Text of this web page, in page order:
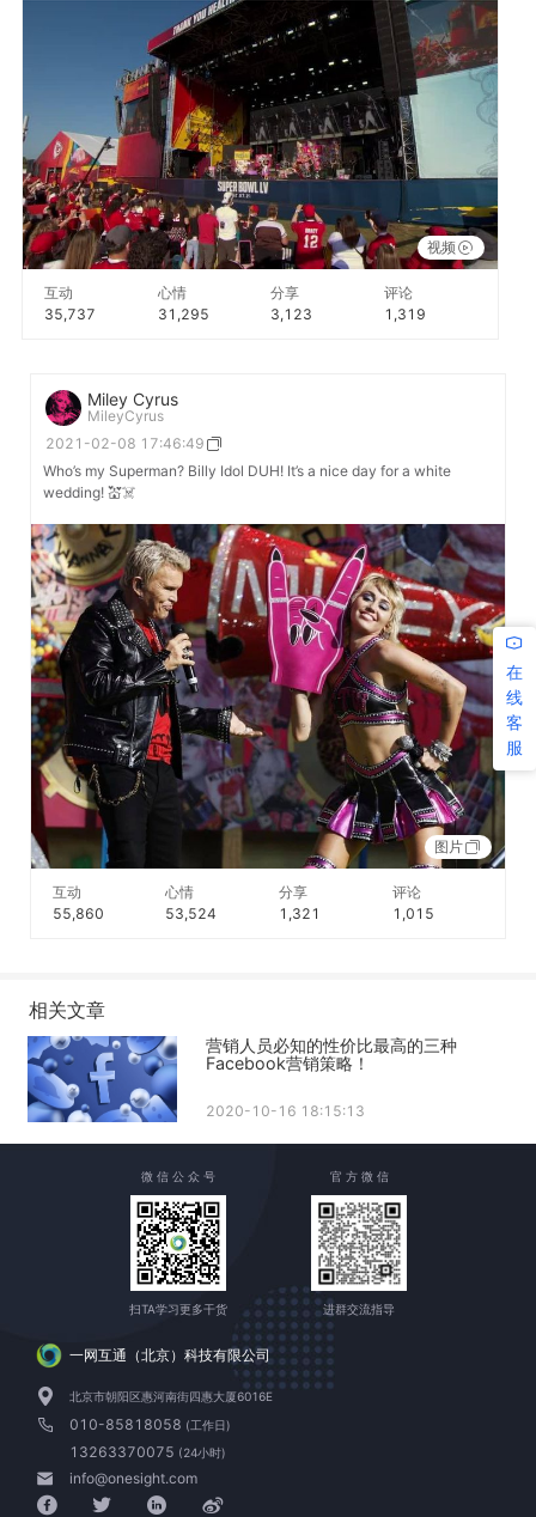
视频
互动
35,737
心情
31,295
分享
3,123
评论
1,319
Miley Cyrus
MileyCyrus
2021-02-08 17:46:49
Who’s my Superman? Billy Idol DUH! It’s a nice day for a white
wedding! 💒☠️
图片
互动
55,860
心情
53,524
分享
1,321
评论
1,015
相关文章
营销人员必知的性价比最高的三种
Facebook营销策略！
2020-10-16 18:15:13
在
线
客
服
一网互通（北京）科技有限公司
北京市朝阳区惠河南街四惠大厦6016E
010-85818058 (工作日)
13263370075 (24小时)
info@onesight.com
微 信 公 众 号
扫TA学习更多干货
官 方 微 信
进群交流指导